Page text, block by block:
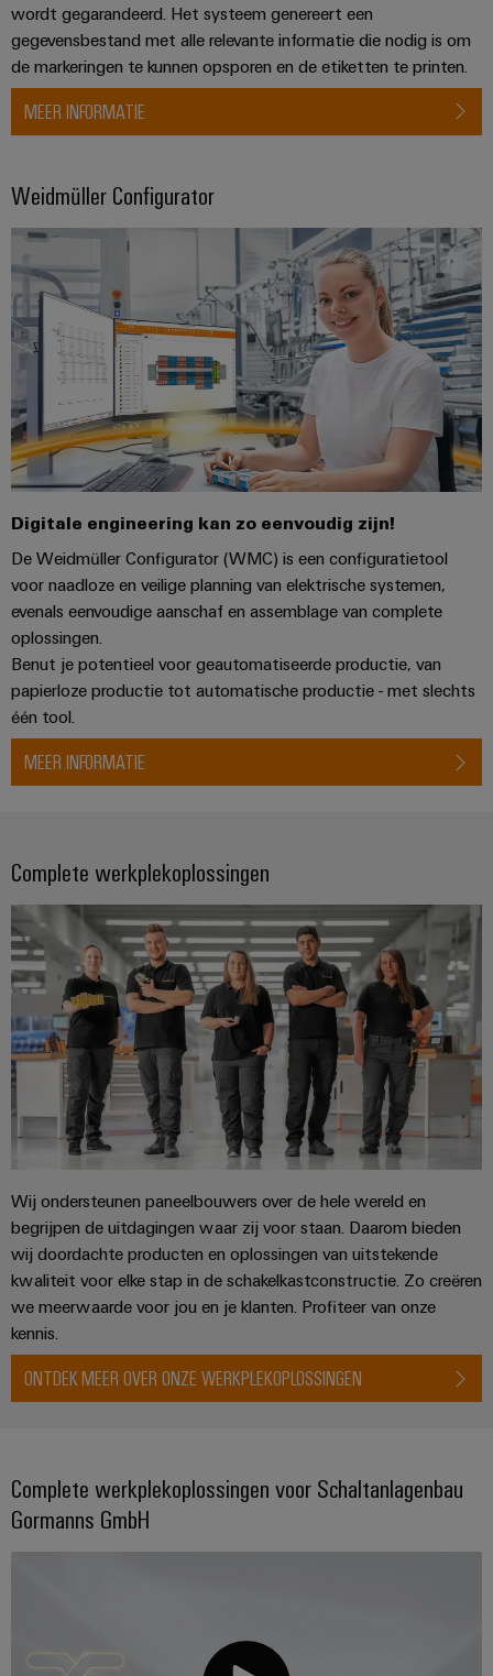
Transmissie
&
distributie
Stabiliteit
voor
moderne
energie-
netwerken
Waterbehandeling
en
afvalwaterbehandeling
Oplossingen
voor
de
water-
en
afvalwaterindustrie
Windenergie
excellentie
in
windenergie
Waterstof
Waterstof
als
technologie
voor
de
Automatische
machines
Software
Industriële
printers
Industriële
verlichting
Infrastructuur
van
schakelkasten
Assembly
Service
Gemodificeerde
en
geassembleerde
behuizingen
Op-
gemaakte
kabelassemblages
Nieuwe producten
Praktische
verbindingstechniek
voor je industrie.
Onze Industrial
Connectivity
innovaties.
Configurator
het volgende
wordt gegarandeerd. Het systeem genereert een
gegevensbestand met alle relevante informatie die nodig is om
de markeringen te kunnen opsporen en de etiketten te printen.
MEER INFORMATIE
Weidmüller Configurator
Digitale engineering kan zo eenvoudig zijn!
De Weidmüller Configurator (WMC) is een configuratietool
voor naadloze en veilige planning van elektrische systemen,
evenals eenvoudige aanschaf en assemblage van complete
oplossingen.
Benut je potentieel voor geautomatiseerde productie, van
papierloze productie tot automatische productie - met slechts
één tool.
MEER INFORMATIE
Complete werkplekoplossingen
Wij ondersteunen paneelbouwers over de hele wereld en
begrijpen de uitdagingen waar zij voor staan. Daarom bieden
wij doordachte producten en oplossingen van uitstekende
kwaliteit voor elke stap in de schakelkastconstructie. Zo creëren
we meerwaarde voor jou en je klanten. Profiteer van onze
kennis.
ONTDEK MEER OVER ONZE WERKPLEKOPLOSSINGEN
Complete werkplekoplossingen voor Schaltanlagenbau
Gormanns GmbH